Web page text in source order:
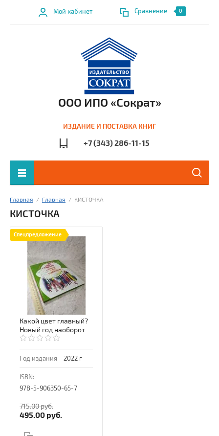
Мой кабинет Сравнение 0
ООО ИПО «Сократ»
ИЗДАНИЕ И ПОСТАВКА КНИГ
+7 (343) 286-11-15
Главная
  /
Главная
  /  КИСТОЧКА
КИСТОЧКА
Спецпредложение
Какой цвет главный?
Новый год наоборот
Год издания 2022 г
ISBN:
978-5-906350-65-7
715.00руб.
495.00 руб.